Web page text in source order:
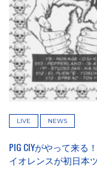
LIVE NEWS
PIG CIYがやって来
イオレンスが初日本